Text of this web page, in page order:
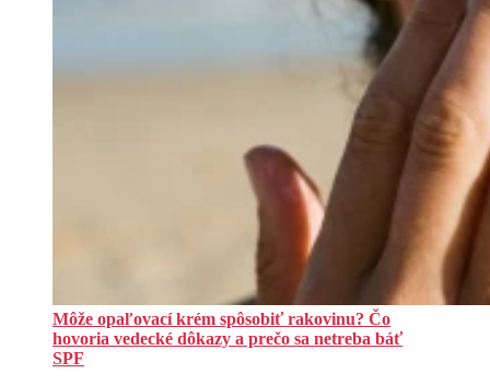
Môže opaľovací krém spôsobiť rakovinu? Čo
hovoria vedecké dôkazy a prečo sa netreba báť
SPF